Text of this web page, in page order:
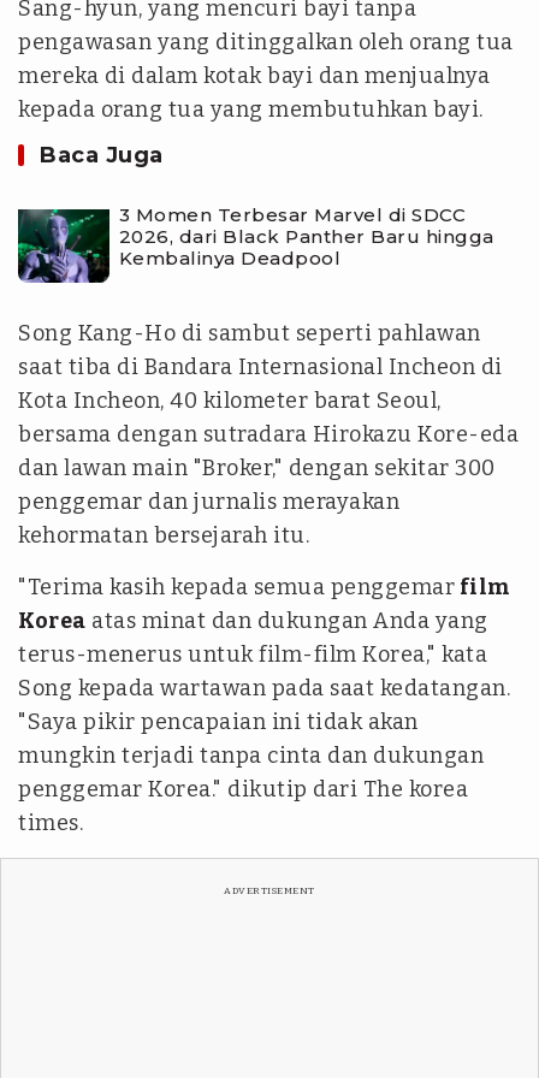
Sang-hyun, yang mencuri bayi tanpa
pengawasan yang ditinggalkan oleh orang tua
mereka di dalam kotak bayi dan menjualnya
kepada orang tua yang membutuhkan bayi.
Baca Juga
3 Momen Terbesar Marvel di SDCC
2026, dari Black Panther Baru hingga
Kembalinya Deadpool
Song Kang-Ho di sambut seperti pahlawan
saat tiba di Bandara Internasional Incheon di
Kota Incheon, 40 kilometer barat Seoul,
bersama dengan sutradara Hirokazu Kore-eda
dan lawan main "Broker," dengan sekitar 300
penggemar dan jurnalis merayakan
kehormatan bersejarah itu.
"Terima kasih kepada semua penggemar film
Korea atas minat dan dukungan Anda yang
terus-menerus untuk film-film Korea," kata
Song kepada wartawan pada saat kedatangan.
"Saya pikir pencapaian ini tidak akan
mungkin terjadi tanpa cinta dan dukungan
penggemar Korea." dikutip dari The korea
times.
ADVERTISEMENT